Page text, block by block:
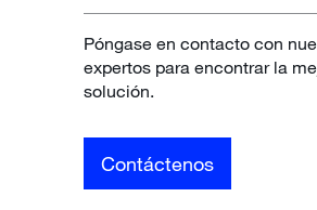
Póngase en contacto con
expertos para encontrar la
solución.
Contáctenos